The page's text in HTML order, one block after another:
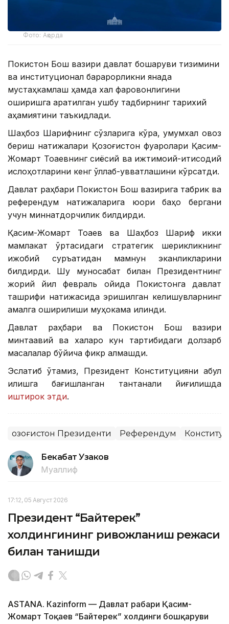
Фото: Ақорда
Покистон Бош вазири давлат бошқаруви тизимини
ва институционал барқарорликни янада
мустаҳкамлаш ҳамда халқ фаровонлигини
оширишга қаратилган ушбу тадбирнинг тарихий
аҳамиятини таъкидлади.
Шаҳбоз Шарифнинг сўзларига кўра, умумхалқ овоз
бериш натижалари Қозоғистон фуқаролари Қасим-
Жомарт Тоқаевнинг сиёсий ва ижтимоий-иқтисодий
ислоҳотларини кенг қўллаб-қувватлашини кўрсатди.
Давлат раҳбари Покистон Бош вазирига табрик ва
референдум натижаларига юқори баҳо бергани
учун миннатдорчилик билдирди.
Қасим-Жомарт Тоқаев ва Шаҳбоз Шариф икки
мамлакат ўртасидаги стратегик шерикликнинг
ижобий суръатидан мамнун эканликларини
билдирди. Шу муносабат билан Президентнинг
жорий йил февраль ойида Покистонга давлат
ташрифи натижасида эришилган келишувларнинг
амалга оширилиши муҳокама қилинди.
Давлат раҳбари ва Покистон Бош вазири
минтақавий ва халқаро кун тартибидаги долзарб
масалалар бўйича фикр алмашди.
Эслатиб ўтамиз, Президент Конституцияни қабул
қилишга бағишланган тантанали йиғилишда
иштирок этди.
Қозоғистон Президенти Референдум
Бекабат Узаков
Муаллиф
17:12, 05 Август 2026
Президент “Байтерек”
холдингининг ривожланиш режаси
билан танишди
ASTANА. Каzinform — Давлат раҳбари Қасим-
Жомарт Тоқаев “Байтерек” холдинги бошқаруви